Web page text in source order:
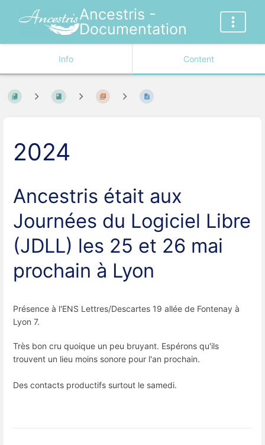
Ancestris -
Documentation
Info Content
2024
Ancestris était aux
Journées du Logiciel Libre
(JDLL) les 25 et 26 mai
prochain à Lyon
Présence à l'ENS Lettres/Descartes 19 allée de Fontenay à
Lyon 7.
Très bon cru quoique un peu bruyant. Espérons qu'ils
trouvent un lieu moins sonore pour l'an prochain.
Des contacts productifs surtout le samedi.